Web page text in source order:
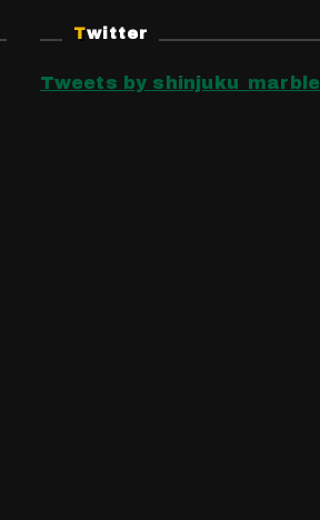
Twitter
Tweets by shinjuku_marble